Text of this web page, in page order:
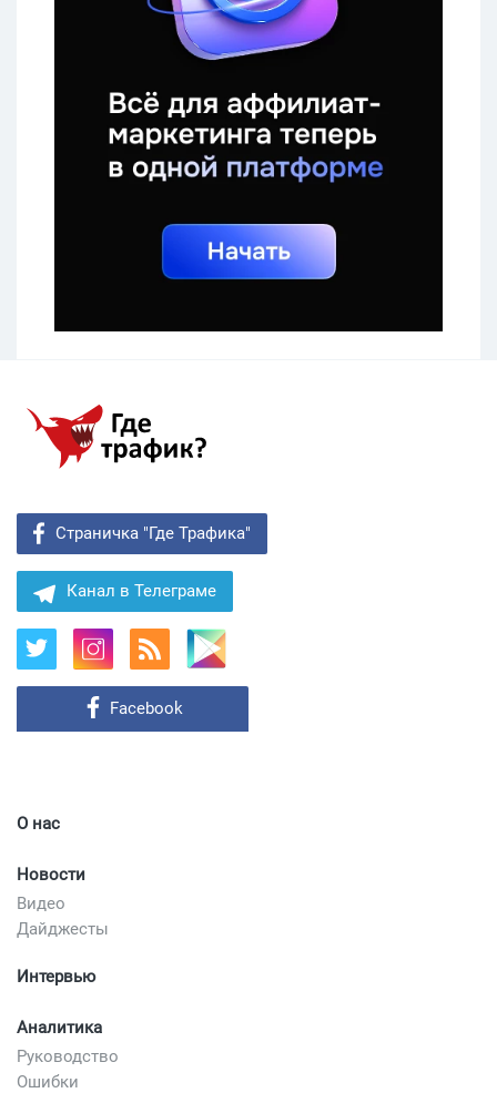
Страничка "Где Трафика"
Канал в Телеграме
О нас
Новости
Видео
Дайджесты
Интервью
Аналитика
Руководство
Ошибки
Facebook